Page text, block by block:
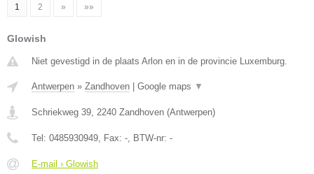
1 2 » »»
Glowish
Niet gevestigd in de plaats Arlon en in de provincie Luxemburg.
Antwerpen » Zandhoven Google maps ▼
Schriekweg 39, 2240 Zandhoven (Antwerpen)
Tel: 0485930949, Fax: -, BTW-nr: -
E-mail › Glowish